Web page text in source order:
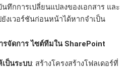
นทึกการเปลี่ยนแปลงของเอกสาร และ
งเวอร์ชันก่อนหน้าได้หากจำเป็น
จัดการ ไซต์ทีมใน SharePoint
เป็นระบบ: สร้างโครงสร้างโฟลเดอร์ที่